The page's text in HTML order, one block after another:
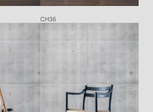
CH36